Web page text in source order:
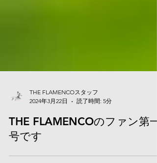
THE FLAMENCOスタッフ
2024年3月22日
THE FLAMENCOのファン第一